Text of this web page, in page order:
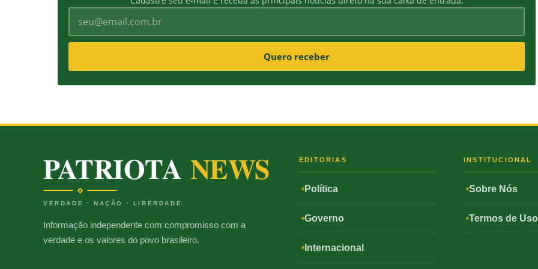
Quero receber
PATRIOTA NEWS
VERDADE · NAÇÃO · LIBERDADE
Informação independente com compromisso com a
verdade e os valores do povo brasileiro.
EDITORIAS
Política
Governo
Internacional
INSTITUCIONAL
Sobre Nós
Termos de Uso